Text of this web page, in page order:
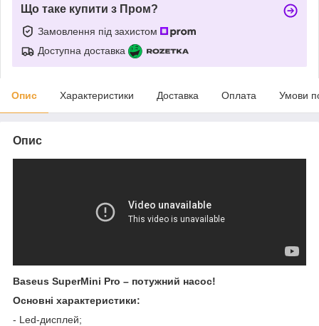
Що таке купити з Пром?
Замовлення під захистом
Доступна доставка
Опис Характеристики Доставка Оплата Умови
Опис
Baseus SuperMini Pro – потужний насос!
Основні характеристики:
- Led-дисплей;